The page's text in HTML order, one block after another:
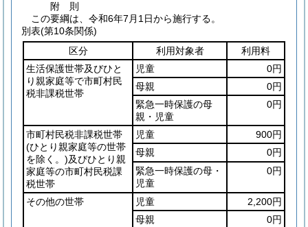
附 則
この要綱は、令和6年7月1日から施行する。
別表(第10条関係)
区分
利用対象者
利用料
生活保護世帯及びひと
り親家庭等で市町村民
税非課税世帯
児童
0円
母親
0円
緊急一時保護の母
親・児童
0円
市町村民税非課税世帯
(ひとり親家庭等の世帯
を除く。)及びひとり親
家庭等の市町村民税課
税世帯
児童
900円
母親
0円
緊急一時保護の母・
児童
0円
その他の世帯 児童
2,200円
母親
0円